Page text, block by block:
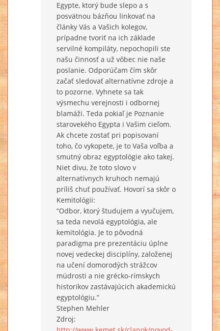
Egypte, ktorý bude slepo a s
posvätnou bázňou linkovať na
články Vás a Vašich kolegov,
prípadne tvoriť na ich základe
servilné kompiláty, nepochopili ste
našu činnosť a už vôbec nie naše
poslanie. Odporúčam čím skôr
začať sledovať alternatívne zdroje a
to pozorne. Vyhnete sa tak
výsmechu verejnosti i odbornej
blamáži. Teda pokiaľ je Poznanie
starovekého Egypta i Vašim cieľom.
Ak chcete zostať pri popisovaní
toho, čo vykopete, je to Vaša voľba a
smutný obraz egyptológie ako takej.
Niet divu, že toto slovo v
alternatívnych kruhoch nemajú
príliš chuť používať. Hovorí sa skôr o
Kemitológii:
“Odbor, ktorý študujem a vyučujem,
sa teda nevolá egyptológia, ale
kemitológia. Je to pôvodná
paradigma pre prezentáciu úplne
novej vedeckej disciplíny, založenej
na učení domorodých strážcov
múdrosti a nie grécko-rímskych
historikov zastávajúcich akademickú
egyptológiu.”
Stephen Mehler
Zdroj: